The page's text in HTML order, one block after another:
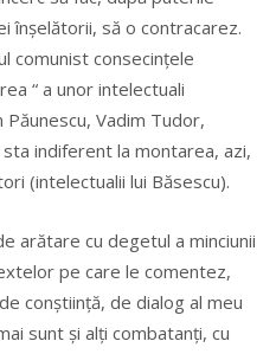
înșelătorii, să o contracarez.
comunist consecințele
“ a unor intelectuali
Vadim Tudor,
indiferent la montarea, azi,
(intelectualii lui Băsescu).
arătare cu degetul a minciunii
pe care le comentez,
conștiință, de dialog al meu
sunt și alți combatanți, cu